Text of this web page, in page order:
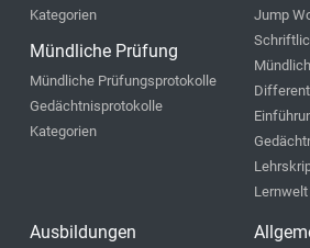
Kategorien
Mündliche Prüfung
Mündliche Prüfungsprotokolle
Gedächtnisprotokolle
Kategorien
Jump
Lernwelt
Ausbildungen